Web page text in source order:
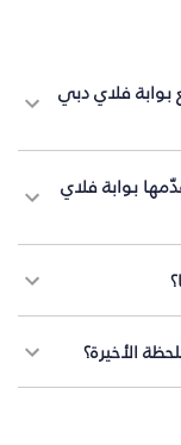
بوابة فلاي دبي
بوابة فلاي
الأخيرة؟